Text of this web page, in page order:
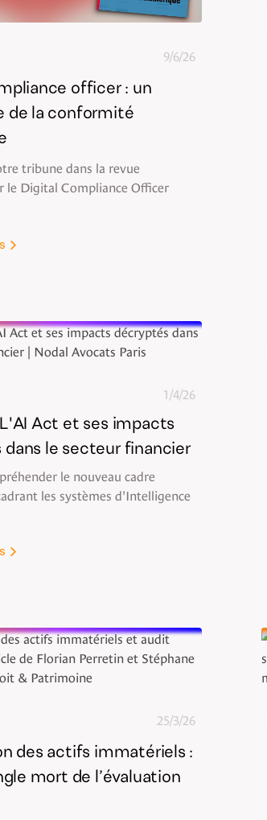
9/6/26
officer : un
de la conformité
tribune dans la revue
le Digital Compliance Officer
1/4/26
Act et ses impacts
dans le secteur financier
le nouveau cadre
les systèmes d'Intelligence
25/3/26
des actifs immatériels :
mort de l’évaluation